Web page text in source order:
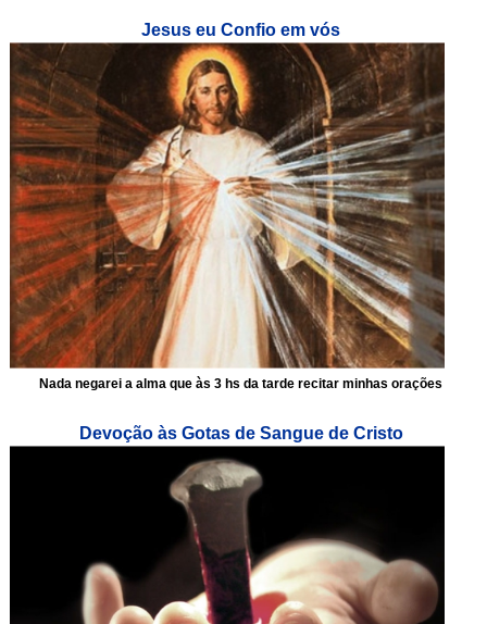
Jesus eu Confio em vós
Nada negarei a alma que às 3 hs da tarde recitar minhas orações
Devoção às Gotas de Sangue de Cristo